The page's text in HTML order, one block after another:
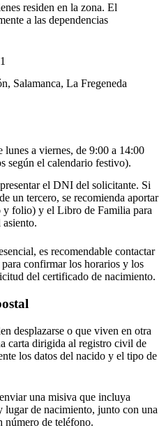
residen en la zona. El
a las dependencias
Salamanca, La Fregeneda
lunes a viernes, de 9:00 a 14:00
según el calendario festivo).
el DNI del solicitante. Si
un tercero, se recomienda aportar
y folio) y el Libro de Familia para
es recomendable contactar
confirmar los horarios y los
del certificado de nacimiento.
desplazarse o que viven en otra
carta dirigida al registro civil de
los datos del nacido y el tipo de
una misiva que incluya
lugar de nacimiento, junto con una
número de teléfono.